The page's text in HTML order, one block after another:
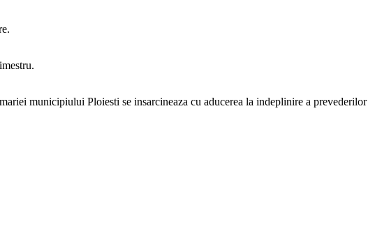
municipiului Ploiesti se insarcineaza cu aducerea la indeplinire a prevederilor